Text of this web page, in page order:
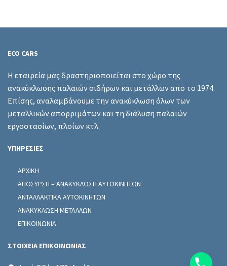
ECO CARS
Η εταιρεία μας δραστηριοποιείται στο χώρο της
ανακύκλωσης παλαιών σιδήρων και μετάλλων απο το 1974.
Επίσης, αναλαμβάνουμε την ανακύκλωση όλων των
μεταλλικών απορριμάτων και τη διάλυση παλαιών
εργοστασίων, πλοίων κτλ.
ΥΠΗΡΕΣΙΕΣ
ΑΡΧΙΚΗ
ΑΠΟΣΥΡΣΗ – ΑΝΑΚΥΚΛΩΣΗ ΑΥΤΟΚΙΝΗΤΩΝ
ΑΝΤΑΛΛΑΚΤΙΚΑ ΑΥΤΟΚΙΝΗΤΩΝ
ΑΝΑΚΥΚΛΩΣΗ ΜΕΤΑΛΛΩΝ
ΕΠΙΚΟΙΝΩΝΙΑ
ΣΤΟΙΧΕΙΑ ΕΠΙΚΟΙΝΩΝΙΑΣ